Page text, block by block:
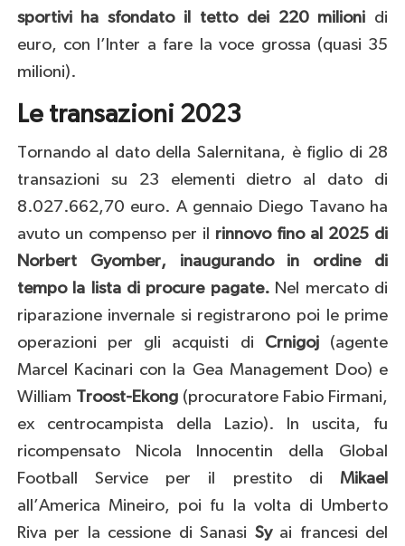
sportivi ha sfondato il tetto dei 220 milioni di
euro, con l’Inter a fare la voce grossa (quasi 35
milioni).
Le transazioni 2023
Tornando al dato della Salernitana, è figlio di 28
transazioni su 23 elementi dietro al dato di
8.027.662,70 euro. A gennaio Diego Tavano ha
avuto un compenso per il rinnovo fino al 2025 di
Norbert Gyomber, inaugurando in ordine di
tempo la lista di procure pagate.Nel mercato di
riparazione invernale si registrarono poi le prime
operazioni per gli acquisti di Crnigoj (agente
Marcel Kacinari con la Gea Management Doo) e
William Troost-Ekong(procuratore Fabio Firmani,
ex centrocampista della Lazio). In uscita, fu
ricompensato Nicola Innocentin della Global
Football Service per il prestito diMikael
all’America Mineiro, poi fu la volta di Umberto
Riva per la cessione di Sanasi Syai francesi del